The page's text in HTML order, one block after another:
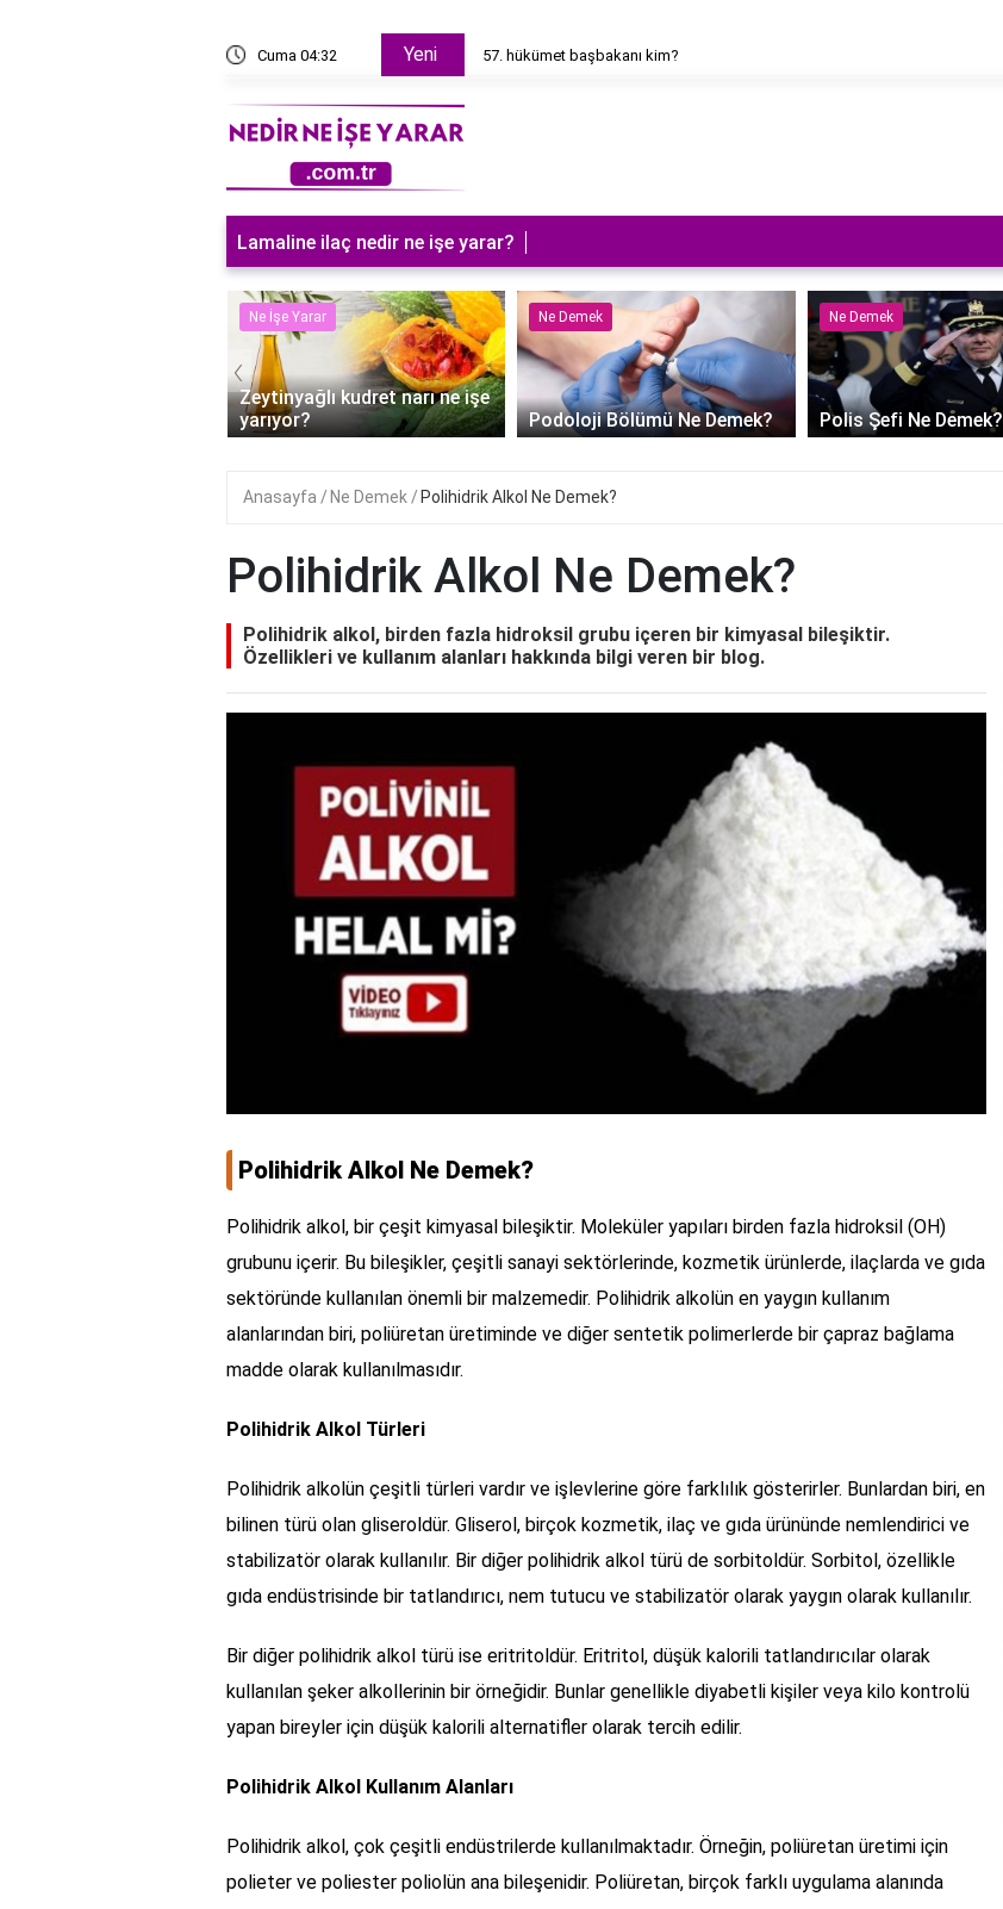
Cuma 04:32 Yeni 57. hükümet başbakanı kim?
Lamaline ilaç nedir ne işe yarar?
Ne İşe Yarar
Zeytinyağlı kudret narı ne işe
yarıyor?
Ne Demek
Podoloji Bölümü Ne Demek?
Ne Demek
Polis Şefi Ne Demek?
‹
Anasayfa Ne Demek Polihidrik Alkol Ne Demek?
Polihidrik Alkol Ne Demek?
Polihidrik alkol, birden fazla hidroksil grubu içeren bir kimyasal bileşiktir.
Özellikleri ve kullanım alanları hakkında bilgi veren bir blog.
Polihidrik Alkol Ne Demek?
Polihidrik alkol, bir çeşit kimyasal bileşiktir. Moleküler yapıları birden fazla hidroksil (OH)
grubunu içerir. Bu bileşikler, çeşitli sanayi sektörlerinde, kozmetik ürünlerde, ilaçlarda ve gıda
sektöründe kullanılan önemli bir malzemedir. Polihidrik alkolün en yaygın kullanım
alanlarından biri, poliüretan üretiminde ve diğer sentetik polimerlerde bir çapraz bağlama
madde olarak kullanılmasıdır.
Polihidrik Alkol Türleri
Polihidrik alkolün çeşitli türleri vardır ve işlevlerine göre farklılık gösterirler. Bunlardan biri, en
bilinen türü olan gliseroldür. Gliserol, birçok kozmetik, ilaç ve gıda ürününde nemlendirici ve
stabilizatör olarak kullanılır. Bir diğer polihidrik alkol türü de sorbitoldür. Sorbitol, özellikle
gıda endüstrisinde bir tatlandırıcı, nem tutucu ve stabilizatör olarak yaygın olarak kullanılır.
Bir diğer polihidrik alkol türü ise eritritoldür. Eritritol, düşük kalorili tatlandırıcılar olarak
kullanılan şeker alkollerinin bir örneğidir. Bunlar genellikle diyabetli kişiler veya kilo kontrolü
yapan bireyler için düşük kalorili alternatifler olarak tercih edilir.
Polihidrik Alkol Kullanım Alanları
Polihidrik alkol, çok çeşitli endüstrilerde kullanılmaktadır. Örneğin, poliüretan üretimi için
polieter ve poliester poliolün ana bileşenidir. Poliüretan, birçok farklı uygulama alanında